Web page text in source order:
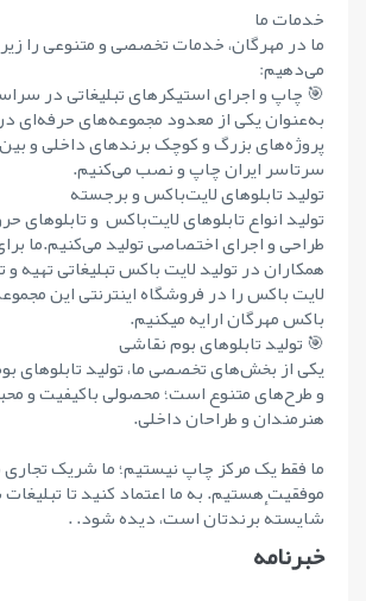
خدمات ما
ما در مهرگان، خدمات تخصصی و متنوعی را
می‌دهیم:
🎯 چاپ و اجرای استیکرهای تبلیغاتی در
به‌عنوان یکی از معدود مجموعه‌های حرفه‌ای
پروژه‌های بزرگ و کوچک برندهای داخلی و
سرتاسر ایران چاپ و نصب می‌کنیم.
تولید تابلوهای لایت‌باکس و برجسته
تولید انواع تابلوهای لایت‌باکس و تابلوهای
طراحی و اجرای اختصاصی تولید می‌کنیم.ما
همکاران در تولید لایت باکس تبلیغاتی تهیه
لایت باکس را در فروشگاه اینترنتی این
باکس مهرگان ارایه میکنیم.
🎯 تولید تابلوهای بوم نقاشی
یکی از بخش‌های تخصصی ما، تولید تابلوهای
و طرح‌های متنوع است؛ محصولی باکیفیت و
هنرمندان و طراحان داخلی.
ما فقط یک مرکز چاپ نیستیم؛ ما شریک
موفقیت هستیم. به ما اعتماد کنید تا
شایستهٔ برندتان است، دیده شود. .
خبرنامه